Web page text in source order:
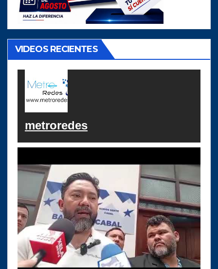
VIDEOS RECIENTES
metroredes